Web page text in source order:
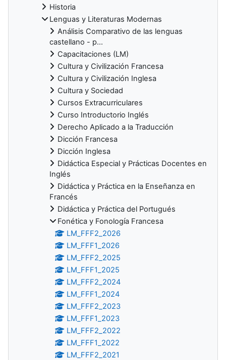
Historia
Lenguas y Literaturas Modernas
Análisis Comparativo de las lenguas
castellano - p...
Capacitaciones (LM)
Cultura y Civilización Francesa
Cultura y Civilización Inglesa
Cultura y Sociedad
Cursos Extracurriculares
Curso Introductorio Inglés
Derecho Aplicado a la Traducción
Dicción Francesa
Dicción Inglesa
Didáctica Especial y Prácticas Docentes en
Inglés
Didáctica y Práctica en la Enseñanza en
Francés
Didáctica y Práctica del Portugués
Fonética y Fonología Francesa
LM_FFF2_2026
LM_FFF1_2026
LM_FFF2_2025
LM_FFF1_2025
LM_FFF2_2024
LM_FFF1_2024
LM_FFF2_2023
LM_FFF1_2023
LM_FFF2_2022
LM_FFF1_2022
LM_FFF2_2021